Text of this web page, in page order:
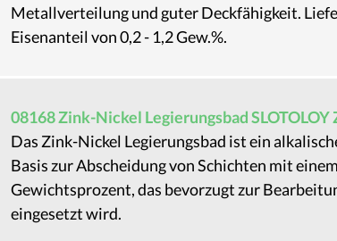
Metallverteilung und guter Deckfähigkeit.
Eisenanteil von 0,2 - 1,2 Gew.%.
08168 Zink-Nickel Legierungsbad SLOTOLOY
Das Zink-Nickel Legierungsbad ist ein
Basis zur Abscheidung von Schichten mit
Gewichtsprozent, das bevorzugt zur
eingesetzt wird.